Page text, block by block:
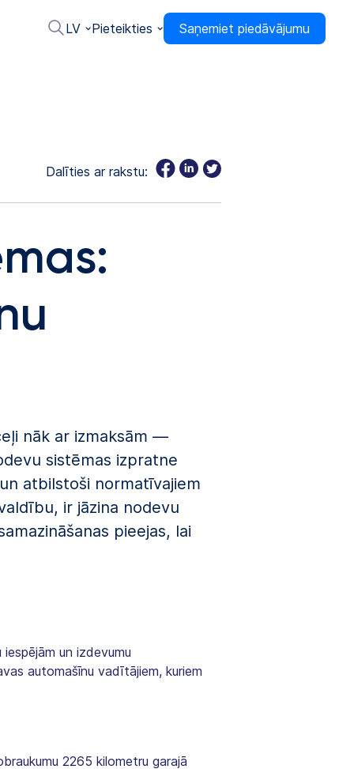
LV Pieteikties Saņemiet piedāvājumu
Dalīties ar rakstu:
nāk ar izmaksām —
sistēmas izpratne
atbilstoši normatīvajiem
ir jāzina nodevu
pieejas, lai
un izdevumu
automašīnu vadītājiem, kuriem
2265 kilometru garajā